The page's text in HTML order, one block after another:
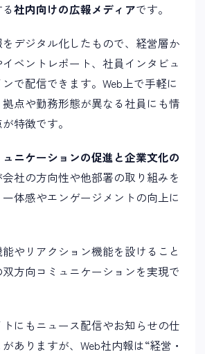
社内向けの広報メディアです。
デジタル化したもので、経営層か
ベントレポート、社員インタビュ
で配信できます。Web上で手軽に
点や勤務形態が異なる社員にも情
特徴です。
ニケーションの促進と企業文化の
社の方向性や他部署の取り組みを
体感やエンゲージメントの向上に
やリアクション機能を設けること
方向コミュニケーションを実現で
にもニュース配信やお知らせの仕
ありますが、Web社内報は“経営・